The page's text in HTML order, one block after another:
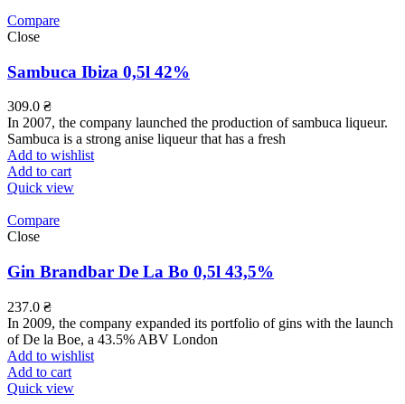
Compare
Close
Sambuca Ibiza 0,5l 42%
309.0 ₴
In 2007, the company launched the production of sambuca liqueur.
Sambuca is a strong anise liqueur that has a fresh
Add to wishlist
Add to cart
Quick view
Compare
Close
Gin Brandbar De La Bo 0,5l 43,5%
237.0 ₴
In 2009, the company expanded its portfolio of gins with the launch
of De la Boe, a 43.5% ABV London
Add to wishlist
Add to cart
Quick view